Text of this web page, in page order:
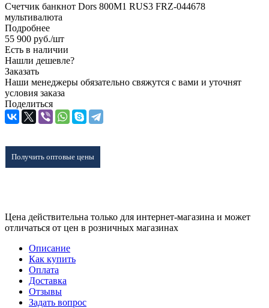
Счетчик банкнот Dors 800M1 RUS3 FRZ-044678
мультивалюта
Подробнее
55 900 руб./шт
Есть в наличии
Нашли дешевле?
Заказать
Наши менеджеры обязательно свяжутся с вами и уточнят
условия заказа
Поделиться
Получить оптовые цены
Цена действительна только для интернет-магазина и может
отличаться от цен в розничных магазинах
Описание
Как купить
Оплата
Доставка
Отзывы
Задать вопрос